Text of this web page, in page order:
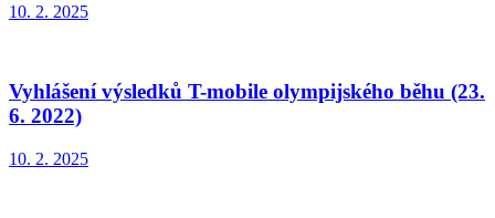
10. 2. 2025
Vyhlášení výsledků T-mobile olympijského běhu (23.
6. 2022)
10. 2. 2025